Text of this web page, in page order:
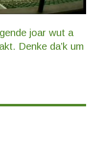
joar wut a
Denke da’k um